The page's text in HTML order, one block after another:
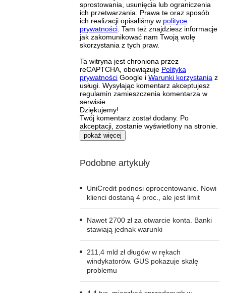
sprostowania, usunięcia lub ograniczenia
ich przetwarzania. Prawa te oraz sposób
ich realizacji opisaliśmy w polityce
prywatności . Tam też znajdziesz informacje
jak zakomunikować nam Twoją wolę
skorzystania z tych praw.
Ta witryna jest chroniona przez
reCAPTCHA, obowiązuje Polityka
prywatności Google i Warunki korzystania z
usługi. Wysyłając komentarz akceptujesz
regulamin zamieszczenia komentarza w
serwisie.
Dziękujemy!
Twój komentarz został dodany. Po
akceptacji, zostanie wyświetlony na stronie.
pokaż więcej
Podobne artykuły
UniCredit podnosi oprocentowanie. Nowi
klienci dostaną 4 proc., ale jest limit
Nawet 2700 zł za otwarcie konta. Banki
stawiają jednak warunki
211,4 mld zł długów w rękach
windykatorów. GUS pokazuje skalę
problemu